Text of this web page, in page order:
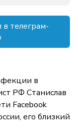
телеграм-
в
РФ Станислав
Facebook
его близкий